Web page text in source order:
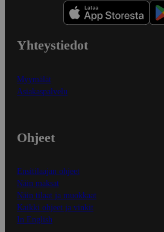
Yhteystiedot
Myymälät
Asiakaspalvelu
Ohjeet
Ensitilaajan ohjeet
Näin maksat
Näin tilaat ja muokkaat
Kaikki ohjeet ja vinkit
In English